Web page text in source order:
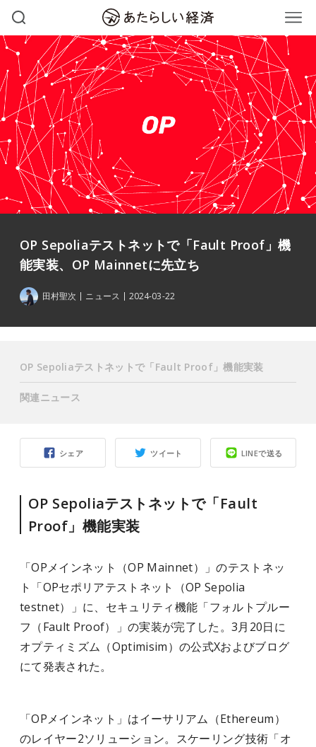
OP Sepoliaテストネットで「Fault Proof」機
能実装、OP Mainnetに先立ち
田村聖次 ニュース 2024-03-22
シェア ツイート LINEで送る
OP Sepoliaテストネットで「Fault
Proof」機能実装
「OPメインネット（OP Mainnet）」のテストネッ
ト「OPセポリアテストネット（OP Sepolia
testnet）」に、セキュリティ機能「フォルトプルー
フ（Fault Proof）」の実装が完了した。3月20日に
オプティミズム（Optimisim）の公式Xおよびブログ
にて発表された。
「OPメインネット」はイーサリアム（Ethereum）
のレイヤー2ソリューション。スケーリング技術「オ
OP Sepoliaテストネットで「Fault Proof」機能実装
関連ニュース